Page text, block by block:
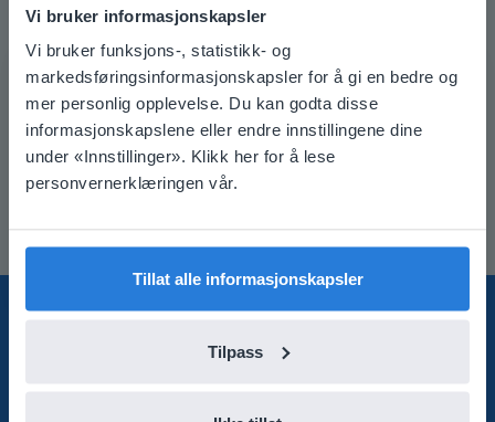
Vi bruker informasjonskapsler
Vi bruker funksjons-, statistikk- og
markedsføringsinformasjonskapsler for å gi en bedre og
mer personlig opplevelse. Du kan godta disse
informasjonskapslene eller endre innstillingene dine
under «Innstillinger». Klikk her for å lese
personvernerklæringen vår.
Tillat alle informasjonskapsler
Tilpass
De neste trinnene
Vi har sendt deg en e-post om hvordan du kommer i
gang med Gynzy. Ta en titt i søppelposten din hvis du
ikke finner e-posten i innboksen.
Hvis du lurer på noe eller trenger hjelp, kan du ta
kontakt med kundestøtte på
hello@gynzy.com
hjelper deg gjerne!
This website doesn't match
your location
Based on your location, we think you might
prefer to visit our English website. There you'll
English
Norsk